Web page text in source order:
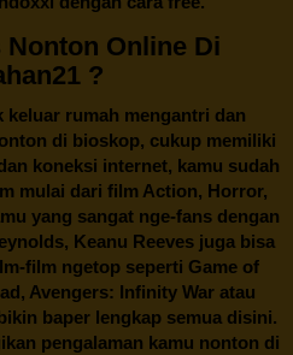
Nonton Online Di
?
keluar rumah mengantri dan
di bioskop, cukup memiliki
koneksi internet, kamu sudah
mulai dari film Action, Horror,
yang sangat nge-fans dengan
Keanu Reeves juga bisa
film ngetop seperti Game of
Avengers: Infinity War atau
baper lengkap semua disini.
pengalaman kamu nonton di